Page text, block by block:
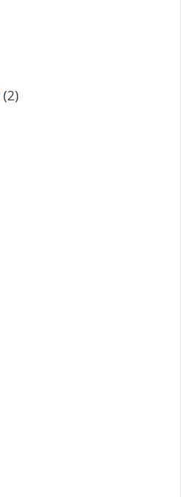
(2)